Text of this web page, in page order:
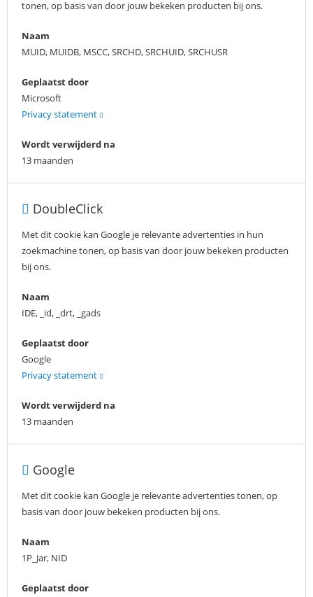
tonen, op basis van door jouw bekeken producten bij ons.
Naam
MUID, MUIDB, MSCC, SRCHD, SRCHUID, SRCHUSR
Geplaatst door
Microsoft
Privacy statement
Wordt verwijderd na
13 maanden
DoubleClick
Met dit cookie kan Google je relevante advertenties in hun
zoekmachine tonen, op basis van door jouw bekeken producten
bij ons.
Naam
IDE, _id, _drt, _gads
Geplaatst door
Google
Privacy statement
Wordt verwijderd na
13 maanden
Google
Met dit cookie kan Google je relevante advertenties tonen, op
basis van door jouw bekeken producten bij ons.
Naam
1P_Jar, NID
Geplaatst door